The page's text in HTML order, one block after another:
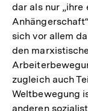
dar als nur
sich vor allem
den
zugleich auch
Weltbewegung
anderen